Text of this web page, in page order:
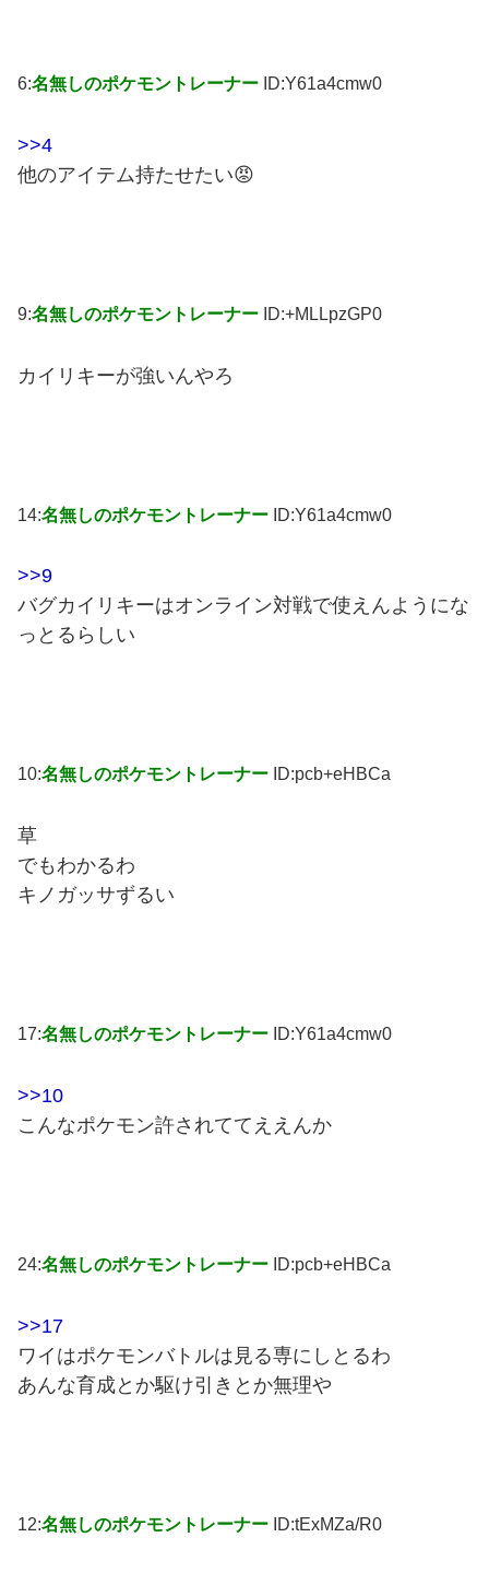
6:名無しのポケモントレーナー ID:Y61a4cmw0
>>4
他のアイテム持たせたい😡
9:名無しのポケモントレーナー ID:+MLLpzGP0
カイリキーが強いんやろ
14:名無しのポケモントレーナー ID:Y61a4cmw0
>>9
バグカイリキーはオンライン対戦で使えんようにな
っとるらしい
10:名無しのポケモントレーナー ID:pcb+eHBCa
草
でもわかるわ
キノガッサずるい
17:名無しのポケモントレーナー ID:Y61a4cmw0
>>10
こんなポケモン許されててええんか
24:名無しのポケモントレーナー ID:pcb+eHBCa
>>17
ワイはポケモンバトルは見る専にしとるわ
あんな育成とか駆け引きとか無理や
12:名無しのポケモントレーナー ID:tExMZa/R0